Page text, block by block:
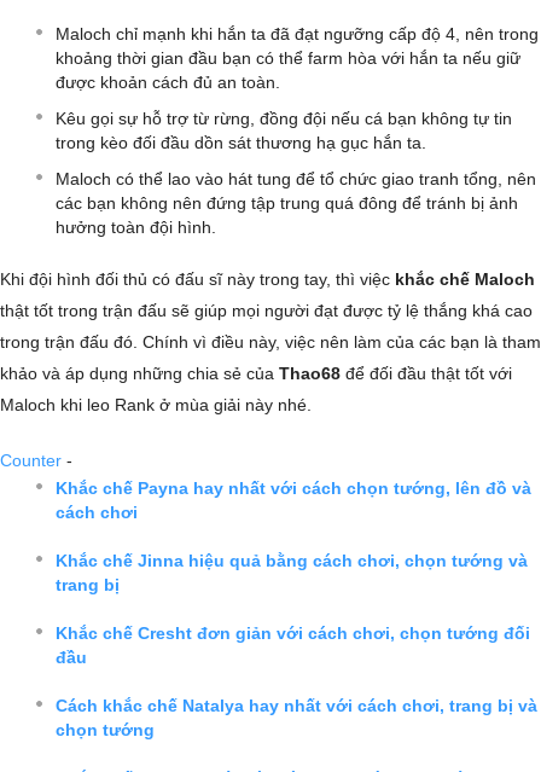
Maloch chỉ mạnh khi hắn ta đã đạt ngưỡng cấp độ 4, nên trong
khoảng thời gian đầu bạn có thể farm hòa với hắn ta nếu giữ
được khoản cách đủ an toàn.
Kêu gọi sự hỗ trợ từ rừng, đồng đội nếu cá bạn không tự tin
trong kèo đối đầu dồn sát thương hạ gục hắn ta.
Maloch có thể lao vào hát tung để tổ chức giao tranh tổng, nên
các bạn không nên đứng tập trung quá đông để tránh bị ảnh
hưởng toàn đội hình.
Khi đội hình đối thủ có đấu sĩ này trong tay, thì việc khắc chế Maloch
thật tốt trong trận đấu sẽ giúp mọi người đạt được tỷ lệ thắng khá cao
trong trận đấu đó. Chính vì điều này, việc nên làm của các bạn là tham
khảo và áp dụng những chia sẻ của Thao68 để đối đầu thật tốt với
Maloch khi leo Rank ở mùa giải này nhé.
Counter -
Khắc chế Payna hay nhất với cách chọn tướng, lên đồ và
cách chơi
Khắc chế Jinna hiệu quả bằng cách chơi, chọn tướng và
trang bị
Khắc chế Cresht đơn giản với cách chơi, chọn tướng đối
đầu
Cách khắc chế Natalya hay nhất với cách chơi, trang bị và
chọn tướng